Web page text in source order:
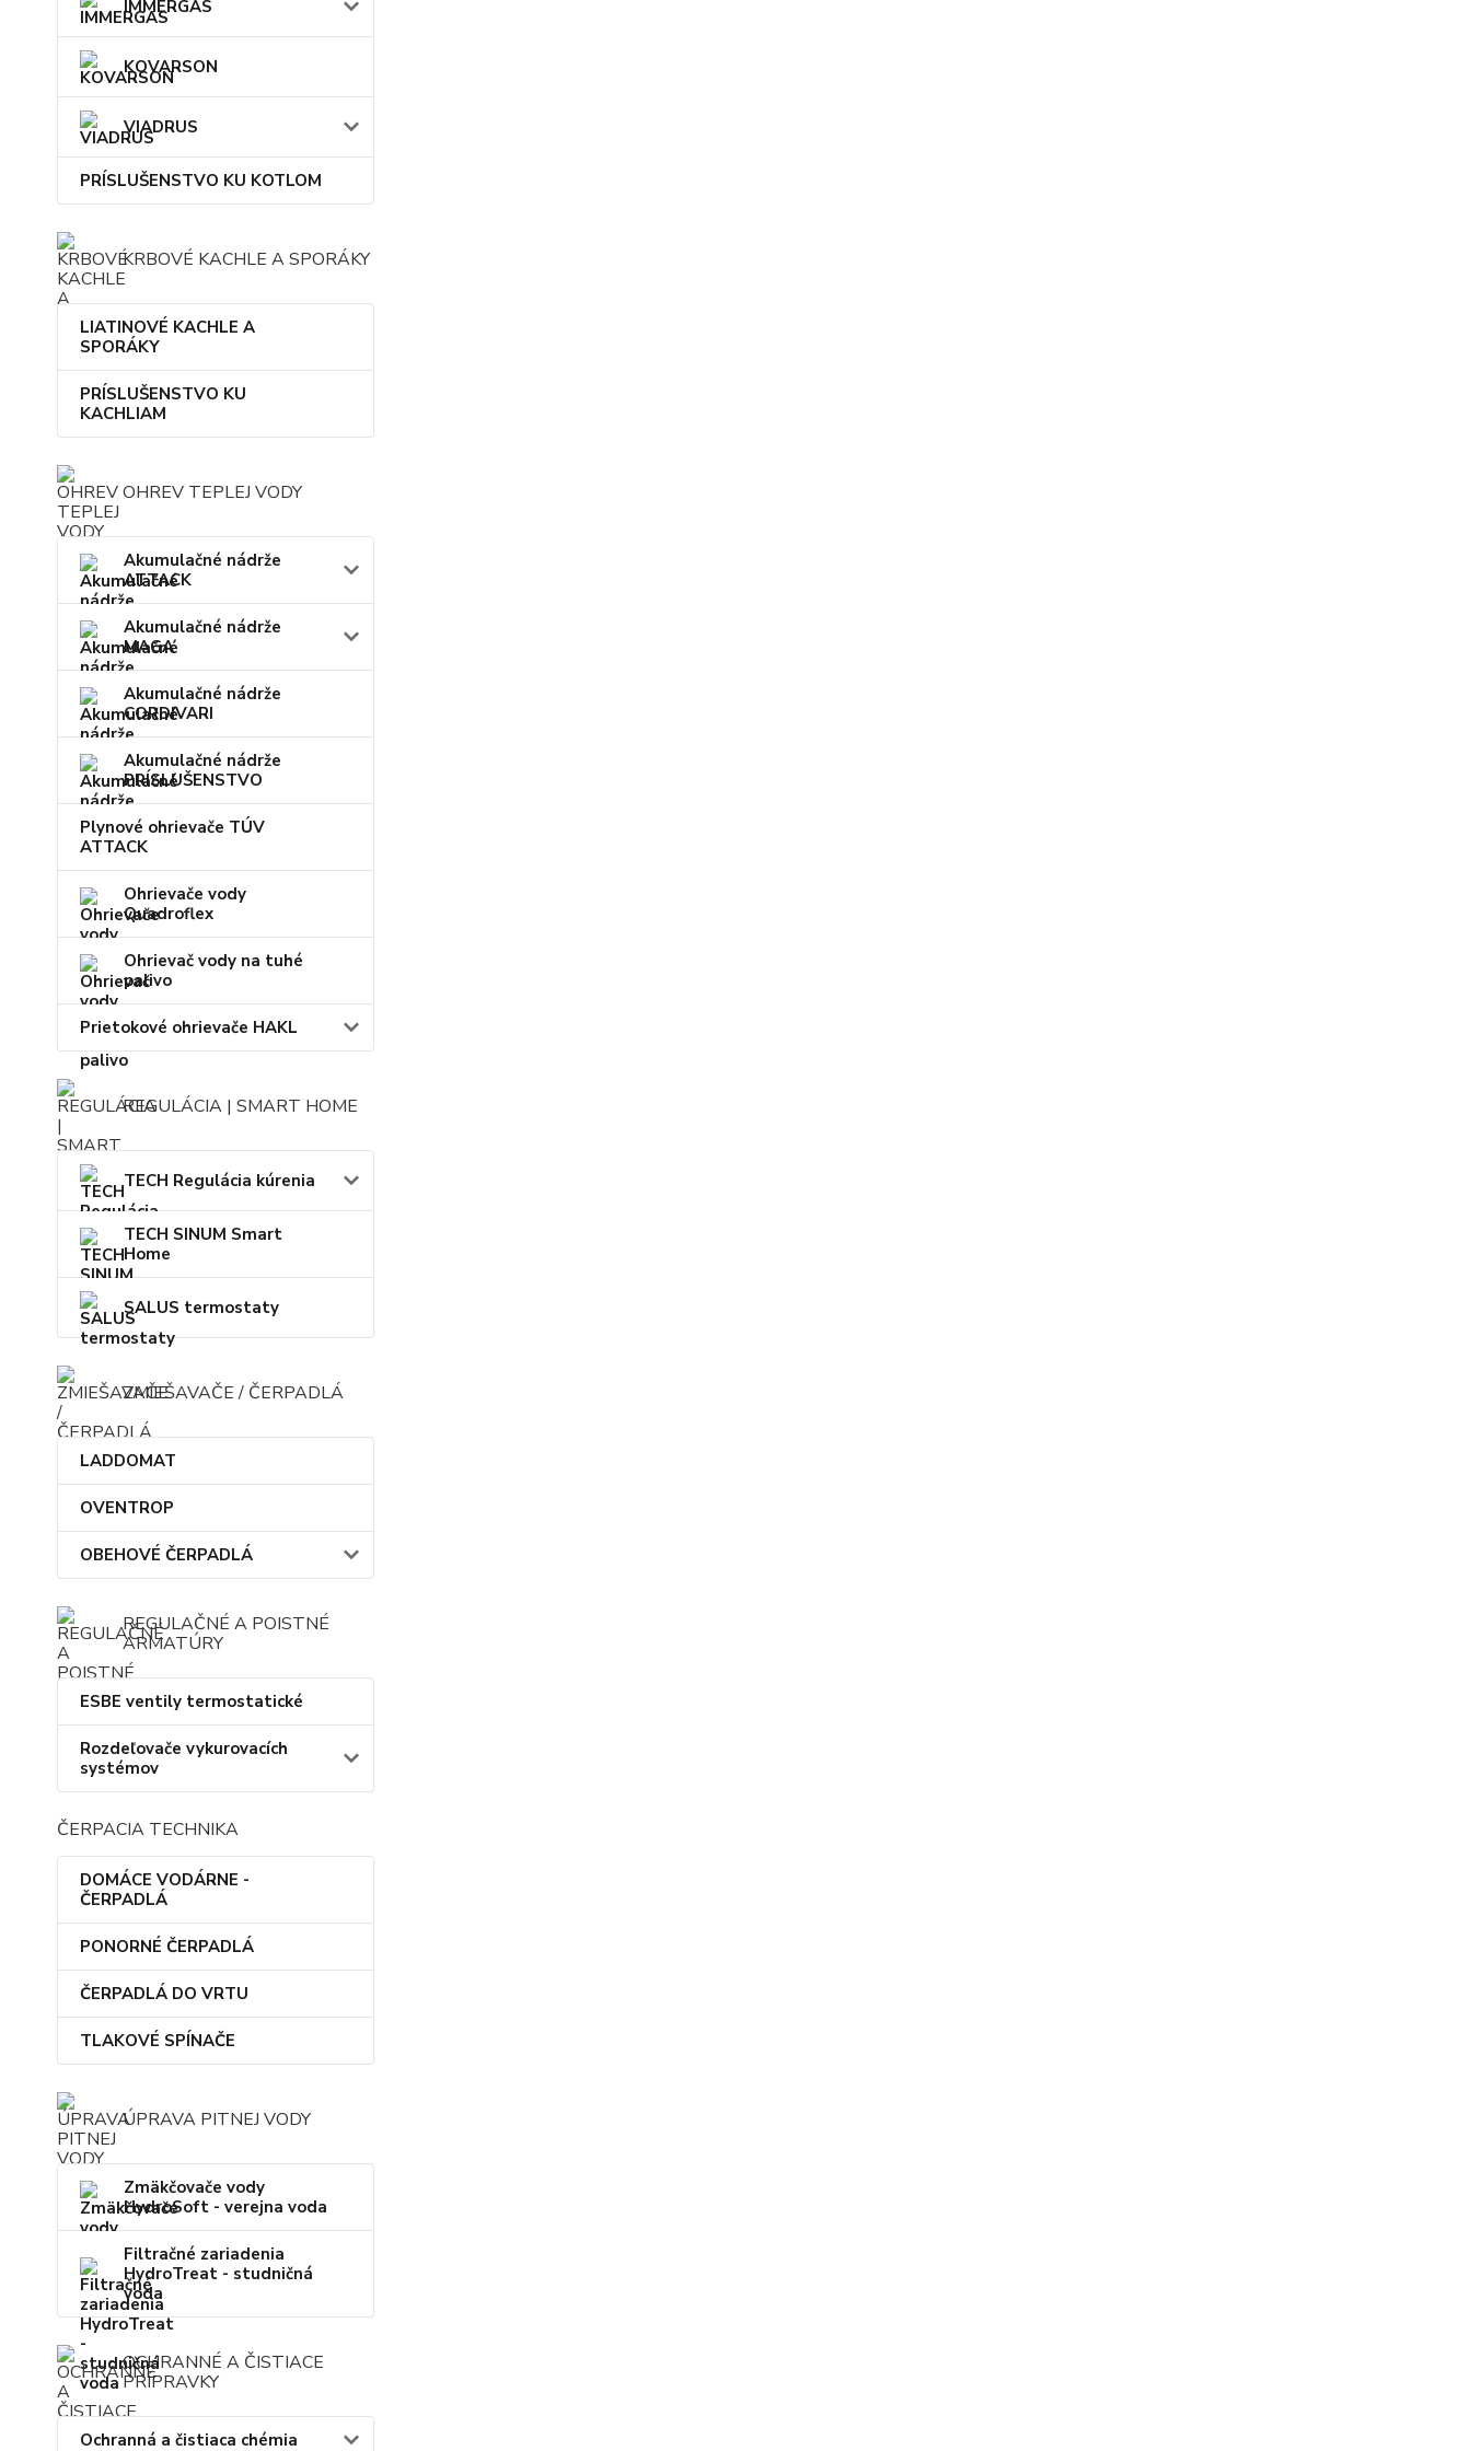
IMMERGAS
KOVARSON
VIADRUS
PRÍSLUŠENSTVO KU KOTLOM
KRBOVÉ KACHLE A SPORÁKY
LIATINOVÉ KACHLE A
SPORÁKY
PRÍSLUŠENSTVO KU
KACHLIAM
OHREV TEPLEJ VODY
Akumulačné nádrže
ATTACK
Akumulačné nádrže
MAGA
Akumulačné nádrže
CORDIVARI
Akumulačné nádrže
PRÍSLUŠENSTVO
Plynové ohrievače TÚV
ATTACK
Ohrievače vody
Quadroflex
Ohrievač vody na tuhé
palivo
Prietokové ohrievače HAKL
REGULÁCIA | SMART HOME
TECH Regulácia kúrenia
TECH SINUM Smart
Home
SALUS termostaty
ZMIEŠAVAČE / ČERPADLÁ
LADDOMAT
OVENTROP
OBEHOVÉ ČERPADLÁ
REGULAČNÉ A POISTNÉ
ARMATÚRY
ESBE ventily termostatické
Rozdeľovače vykurovacích
systémov
ČERPACIA TECHNIKA
DOMÁCE VODÁRNE -
ČERPADLÁ
PONORNÉ ČERPADLÁ
ČERPADLÁ DO VRTU
TLAKOVÉ SPÍNAČE
ÚPRAVA PITNEJ VODY
Zmäkčovače vody
HydroSoft - verejna voda
Filtračné zariadenia
HydroTreat - studničná
voda
OCHRANNÉ A ČISTIACE
PRÍPRAVKY
Ochranná a čistiaca chémia